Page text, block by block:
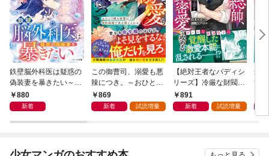
鉄壁脳外科医は疑惑の
偽装妻を暴きたい～か
りそめ夫婦だったのに
溺愛が満ちて～【SS
880
新着
この御曹司、溺愛も悪
辣につき。～おひとり
様な秘書は契約結婚で
攻め堕とされる～【S
869
新着 試読増量
【絶対王者なバディシ
リーズ】冷厳な財閥総
帥、真面目と見せかけ
容赦なく政略妻を濃密
891
新着 試読増量
最
ず
【